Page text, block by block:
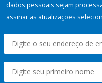
dados pessoais sejam
assinar as atualizações